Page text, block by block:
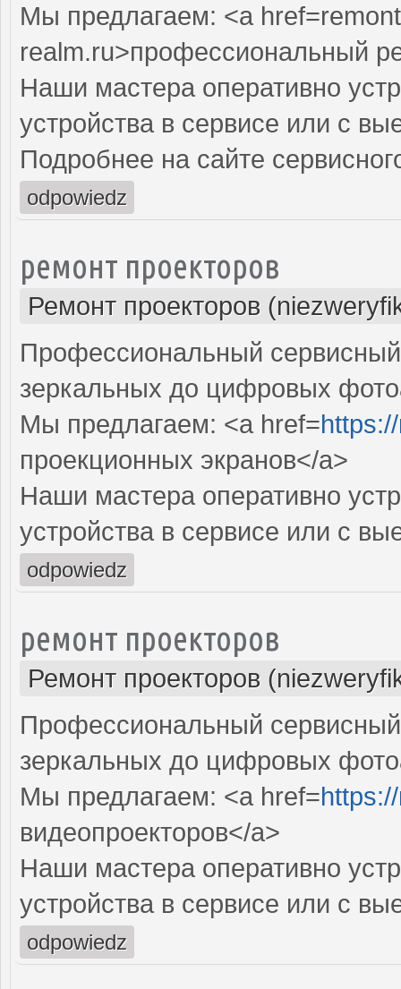
Мы предлагаем: <a
realm.ru>профессиональный
Наши мастера оперативно
устройства в сервисе или с
Подробнее на сайте
odpowiedz
ремонт проекторов
Ремонт проекторов
Профессиональный
зеркальных до цифровых
Мы предлагаем: <a href=
проекционных экранов</a>
Наши мастера оперативно
устройства в сервисе или с
odpowiedz
ремонт проекторов
Ремонт проекторов
Профессиональный
зеркальных до цифровых
Мы предлагаем: <a href=
видеопроекторов</a>
Наши мастера оперативно
устройства в сервисе или с
odpowiedz